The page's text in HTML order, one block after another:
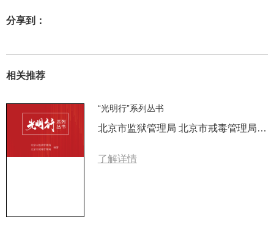
分享到：
相关推荐
“光明行”系列丛书
北京市监狱管理局 北京市戒毒管理局 编著
了解详情